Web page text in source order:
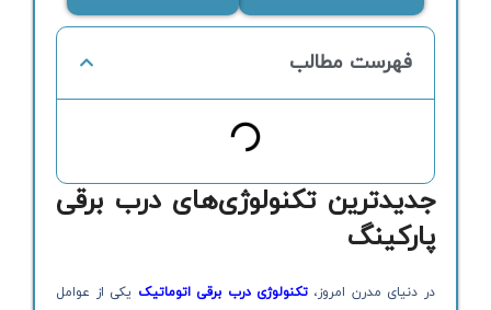
فهرست مطالب
جدیدترین تکنولوژی‌های درب برقی
پارکینگ
در دنیای مدرن امروز،تکنولوژی درب برقی اتوماتیک یکی از عوامل